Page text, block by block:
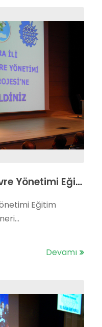
“Ankara İli Entegre Çevre Yönetimi Eğitim Projesi” yoğun ilgi ile gerçekleştirilmiştir.
Eğitim
Devamı